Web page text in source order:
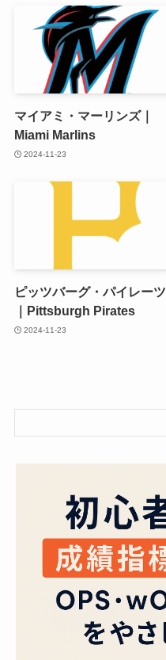
マイアミ・マーリンズ｜
Miami Marlins
2024-11-23
ピッツバーグ・パイレーツ
｜Pittsburgh Pirates
2024-11-23